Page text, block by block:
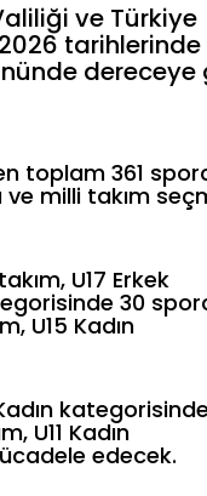
ve Türkiye
dereceye
toplam 361
milli takım
U17 Erkek
30
U15 Kadın
U11 Kadın
edecek.